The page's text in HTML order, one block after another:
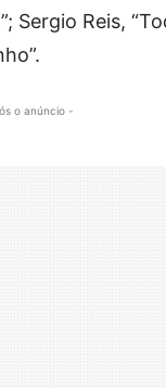
Sergio Reis,
o anúncio -